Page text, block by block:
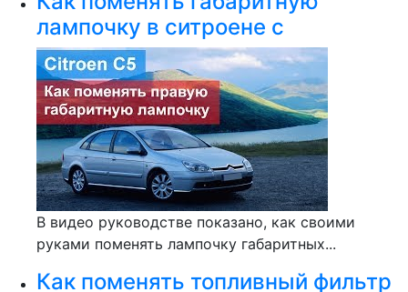
лампочку в ситроене с
В видео руководстве показано, как своими
руками поменять лампочку габаритных...
Как поменять топливный фильтр